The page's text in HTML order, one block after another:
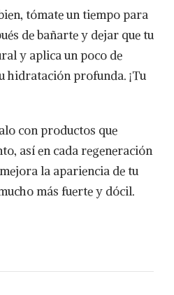
tómate un tiempo para
de bañarte y dejar que tu
y aplica un poco de
hidratación profunda. ¡Tu
con productos que
así en cada regeneración
la apariencia de tu
más fuerte y dócil.